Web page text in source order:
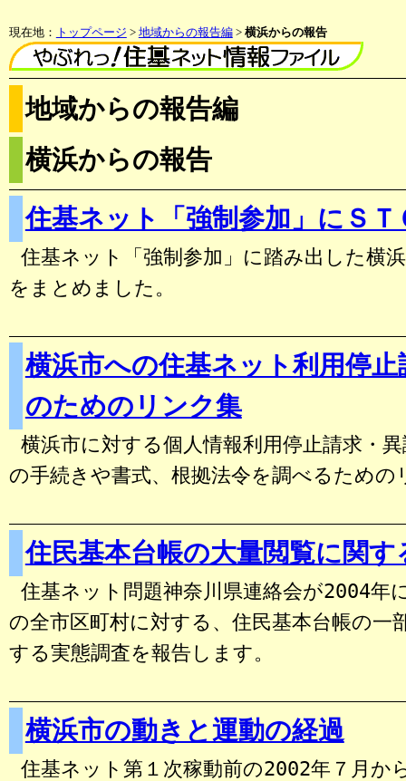
現在地： トップページ > 地域からの報告編> 横浜からの報告
地域からの報告編
横浜からの報告
住基ネット「強制参加」にＳＴ
住基ネット「強制参加」に踏み出した横
をまとめました。
横浜市への住基ネット利用停
のためのリンク集
横浜市に対する個人情報利用停止請求・
の手続きや書式、根拠法令を調べるための
住民基本台帳の大量閲覧に関す
住基ネット問題神奈川県連絡会が2004年
の全市区町村に対する、住民基本台帳の一
する実態調査を報告します。
横浜市の動きと運動の経過
住基ネット第１次稼動前の2002年７月か